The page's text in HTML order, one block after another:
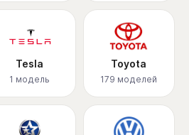
Tesla
1 модель
Toyota
179 моделей